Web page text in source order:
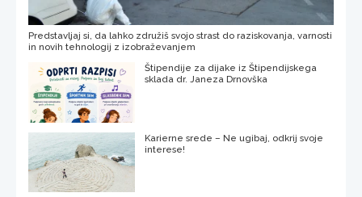
Predstavljaj si, da lahko združiš svojo strast do raziskovanja, varnosti
in novih tehnologij z izobraževanjem
Štipendije za dijake iz Štipendijskega
sklada dr. Janeza Drnovška
Karierne srede – Ne ugibaj, odkrij svoje
interese!